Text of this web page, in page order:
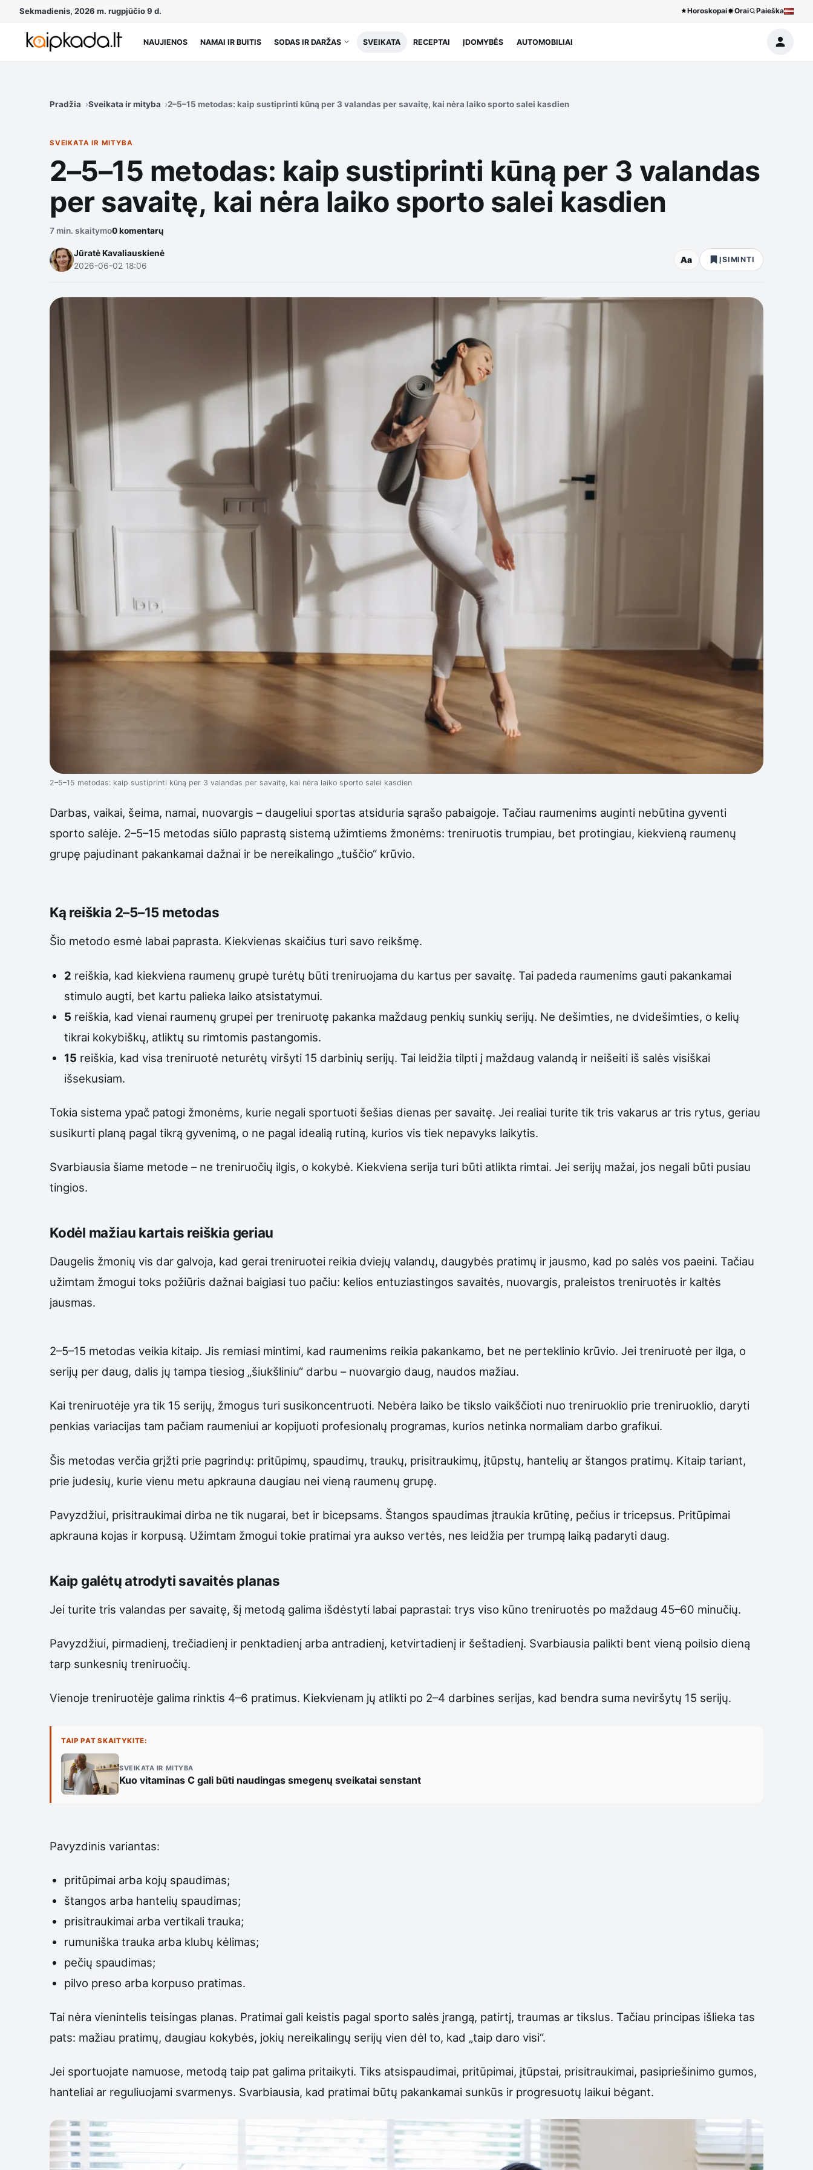
Sekmadienis, 2026 m. rugpjūčio 9 d. Horoskopai Orai Paieška
NAUJIENOS NAMAI IR BUITIS SODAS IR DARŽAS SVEIKATA RECEPTAI ĮDOMYBĖS AUTOMOBILIAI
Pradžia Sveikata ir mityba 2–5–15 metodas: kaip sustiprinti kūną per 3 valandas per savaitę, kai nėra laiko sporto salei kasdien
SVEIKATA IR MITYBA
2–5–15 metodas: kaip sustiprinti kūną per 3 valandas
per savaitę, kai nėra laiko sporto salei kasdien
7 min. skaitymo0 komentarų
Jūratė Kavaliauskienė
2026-06-02 18:06
Aa ĮSIMINTI
2–5–15 metodas: kaip sustiprinti kūną per 3 valandas per savaitę, kai nėra laiko sporto salei kasdien
Darbas, vaikai, šeima, namai, nuovargis – daugeliui sportas atsiduria sąrašo pabaigoje. Tačiau raumenims auginti nebūtina gyventi
sporto salėje. 2–5–15 metodas siūlo paprastą sistemą užimtiems žmonėms: treniruotis trumpiau, bet protingiau, kiekvieną raumenų
grupę pajudinant pakankamai dažnai ir be nereikalingo „tuščio“ krūvio.
Ką reiškia 2–5–15 metodas
Šio metodo esmė labai paprasta. Kiekvienas skaičius turi savo reikšmę.
2 reiškia, kad kiekviena raumenų grupė turėtų būti treniruojama du kartus per savaitę. Tai padeda raumenims gauti pakankamai
stimulo augti, bet kartu palieka laiko atsistatymui.
5 reiškia, kad vienai raumenų grupei per treniruotę pakanka maždaug penkių sunkių serijų. Ne dešimties, ne dvidešimties, o kelių
tikrai kokybiškų, atliktų su rimtomis pastangomis.
15 reiškia, kad visa treniruotė neturėtų viršyti 15 darbinių serijų. Tai leidžia tilpti į maždaug valandą ir neišeiti iš salės visiškai
išsekusiam.
Tokia sistema ypač patogi žmonėms, kurie negali sportuoti šešias dienas per savaitę. Jei realiai turite tik tris vakarus ar tris rytus, geriau
susikurti planą pagal tikrą gyvenimą, o ne pagal idealią rutiną, kurios vis tiek nepavyks laikytis.
Svarbiausia šiame metode – ne treniruočių ilgis, o kokybė. Kiekviena serija turi būti atlikta rimtai. Jei serijų mažai, jos negali būti pusiau
tingios.
Kodėl mažiau kartais reiškia geriau
Daugelis žmonių vis dar galvoja, kad gerai treniruotei reikia dviejų valandų, daugybės pratimų ir jausmo, kad po salės vos paeini. Tačiau
užimtam žmogui toks požiūris dažnai baigiasi tuo pačiu: kelios entuziastingos savaitės, nuovargis, praleistos treniruotės ir kaltės
jausmas.
2–5–15 metodas veikia kitaip. Jis remiasi mintimi, kad raumenims reikia pakankamo, bet ne perteklinio krūvio. Jei treniruotė per ilga, o
serijų per daug, dalis jų tampa tiesiog „šiukšliniu“ darbu – nuovargio daug, naudos mažiau.
Kai treniruotėje yra tik 15 serijų, žmogus turi susikoncentruoti. Nebėra laiko be tikslo vaikščioti nuo treniruoklio prie treniruoklio, daryti
penkias variacijas tam pačiam raumeniui ar kopijuoti profesionalų programas, kurios netinka normaliam darbo grafikui.
Šis metodas verčia grįžti prie pagrindų: pritūpimų, spaudimų, traukų, prisitraukimų, įtūpstų, hantelių ar štangos pratimų. Kitaip tariant,
prie judesių, kurie vienu metu apkrauna daugiau nei vieną raumenų grupę.
Pavyzdžiui, prisitraukimai dirba ne tik nugarai, bet ir bicepsams. Štangos spaudimas įtraukia krūtinę, pečius ir tricepsus. Pritūpimai
apkrauna kojas ir korpusą. Užimtam žmogui tokie pratimai yra aukso vertės, nes leidžia per trumpą laiką padaryti daug.
Kaip galėtų atrodyti savaitės planas
Jei turite tris valandas per savaitę, šį metodą galima išdėstyti labai paprastai: trys viso kūno treniruotės po maždaug 45–60 minučių.
Pavyzdžiui, pirmadienį, trečiadienį ir penktadienį arba antradienį, ketvirtadienį ir šeštadienį. Svarbiausia palikti bent vieną poilsio dieną
tarp sunkesnių treniruočių.
Vienoje treniruotėje galima rinktis 4–6 pratimus. Kiekvienam jų atlikti po 2–4 darbines serijas, kad bendra suma neviršytų 15 serijų.
TAIP PAT SKAITYKITE:
SVEIKATA IR MITYBA
Kuo vitaminas C gali būti naudingas smegenų sveikatai senstant
Pavyzdinis variantas:
pritūpimai arba kojų spaudimas;
štangos arba hantelių spaudimas;
prisitraukimai arba vertikali trauka;
rumuniška trauka arba klubų kėlimas;
pečių spaudimas;
pilvo preso arba korpuso pratimas.
Tai nėra vienintelis teisingas planas. Pratimai gali keistis pagal sporto salės įrangą, patirtį, traumas ar tikslus. Tačiau principas išlieka tas
pats: mažiau pratimų, daugiau kokybės, jokių nereikalingų serijų vien dėl to, kad „taip daro visi“.
Jei sportuojate namuose, metodą taip pat galima pritaikyti. Tiks atsispaudimai, pritūpimai, įtūpstai, prisitraukimai, pasipriešinimo gumos,
hanteliai ar reguliuojami svarmenys. Svarbiausia, kad pratimai būtų pakankamai sunkūs ir progresuotų laikui bėgant.